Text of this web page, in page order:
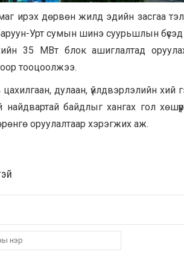
ирэх дөрвөн жилд эдийн засгаа
Урт сумын шинэ суурьшлын
35 MВт блок ашиглалтад
тооцоолжээ.
дулаан, үйлдвэрлэлийн хий
найдвартай байдлыг хангах гол
оруулалтаар хэрэгжих аж.